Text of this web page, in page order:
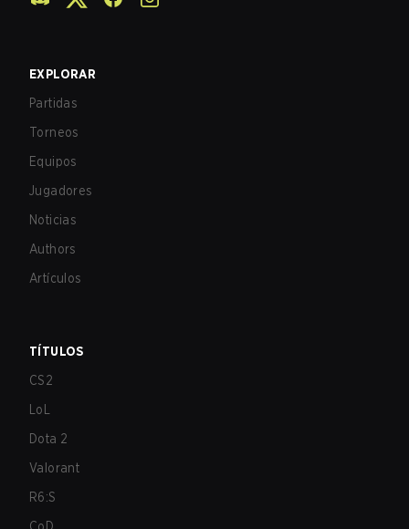
EXPLORAR
Partidas
Torneos
Equipos
Jugadores
Noticias
Authors
Artículos
TÍTULOS
CS2
LoL
Dota 2
Valorant
R6:S